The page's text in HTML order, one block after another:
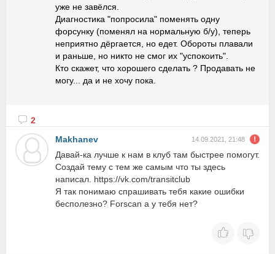
уже не завёлся.
Диагностика "попросила" поменять одну
форсунку (поменял на нормальную б/у), теперь
неприятно дёргается, но едет. Обороты плавали
и раньше, но никто не смог их "успокоить".
Кто скажет, что хорошего сделать ? Продавать не
могу... да и не хочу пока.
2
Makhanev
14.09.2021, 21:48
Давай-ка лучше к нам в клуб там быстрее помогут.
Создай тему с тем же самым что ты здесь
написал. https://vk.com/transitclub
Я так понимаю спрашивать тебя какие ошибки
бесполезно? Forscan а у тебя нет?